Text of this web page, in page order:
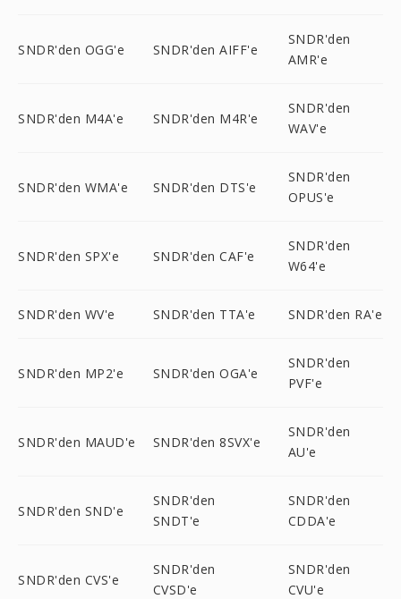
SNDR'den OGG'e SNDR'den AIFF'e
SNDR'den
AMR'e
SNDR'den M4A'e SNDR'den M4R'e
SNDR'den
WAV'e
SNDR'den WMA'e SNDR'den DTS'e
SNDR'den
OPUS'e
SNDR'den SPX'e SNDR'den CAF'e
SNDR'den
W64'e
SNDR'den WV'e SNDR'den TTA'e SNDR'den RA'e
SNDR'den MP2'e SNDR'den OGA'e
SNDR'den
PVF'e
SNDR'den MAUD'e SNDR'den 8SVX'e
SNDR'den
AU'e
SNDR'den SND'e
SNDR'den
SNDT'e
SNDR'den
CDDA'e
SNDR'den CVS'e
SNDR'den
CVSD'e
SNDR'den
CVU'e